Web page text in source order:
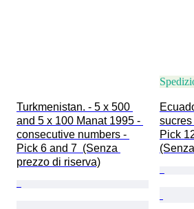
Turkmenistan. - 5 x 500
and 5 x 100 Manat 1995 -
consecutive numbers -
Pick 6 and 7  (Senza
prezzo di riserva)
Pick